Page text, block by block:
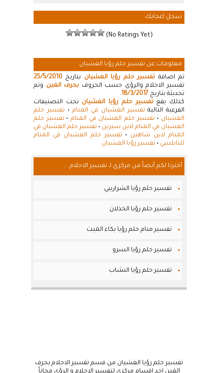
سجل اعجابك
(No Ratings Yet)
معلومات عن تفسير حلم رؤيا الغشيان
تم اضافة تفسير حلم رؤيا الغشيان بتاريخ 25/5/2010
تفسير الاحلام والرؤى حسب الحروف بحرف الغين وتم
تحديثة بتاريخ 18/3/2017
.
كذلك يقعتفسير حلم رؤيا الغشيان تحت التصنيفات
الفرعية التالية تفسير الغشيان في المنام• تفسير حلم
الغشيان • تفسير حلم الغشيان في المنام• تفسير حلم
الغشيان في المنام لابن سيرين • تفسير حلم الغشيان في
المنام لابن شاهين • تفسير حلم الغشيان في المنام
للنابلسي • تفسير رؤيا الغشيان
أخترنا لكم أيضاً من مركزي لـ تفسير الاحلام ...
تفسير حلم رؤيا الشراريبي
تفسير حلم رؤيا الخذلان
تفسير منام حلم رؤيا بكاء الميت
تفسير حلم رؤيا السرو
تفسير حلم رؤيا النشاب
تفسير حلم رؤيا الغشيان من قسم تفسير الاحلام بحرف
الغين احد اقسام مركزي لتفسير الاحلام و الرؤى مجاناً